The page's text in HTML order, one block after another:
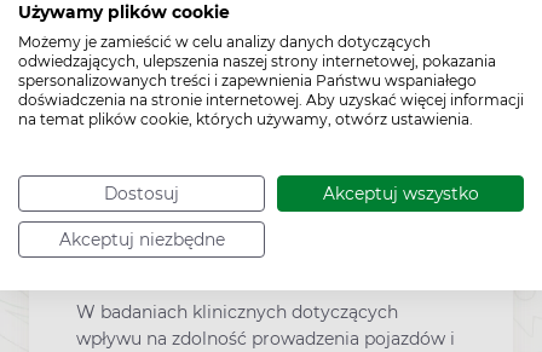
Używamy plików cookie
Możemy je zamieścić w celu analizy danych dotyczących
odwiedzających, ulepszenia naszej strony internetowej, pokazania
spersonalizowanych treści i zapewnienia Państwu wspaniałego
doświadczenia na stronie internetowej. Aby uzyskać więcej informacji
na temat plików cookie, których używamy, otwórz ustawienia.
Dostosuj Akceptuj wszystko
Akceptuj niezbędne
potencjalne korzyści dla kobiety karmiącej i
ryzyko dla dziecka.
Prowadzenie pojazdów
Meniere’a i zawrotach głowy. Obie choroby
mogą mieć negatywny wpływ na zdolność
prowadzenia pojazdów i obsługiwania
W badaniach klinicznych dotyczących
wpływu na zdolność prowadzenia pojazdów i